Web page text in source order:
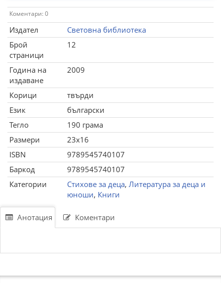
Коментари: 0
Издател
Световна библиотека
Брой
страници
12
Година на
издаване
2009
Корици
твърди
Език
български
Тегло
190 грама
Размери
23x16
ISBN
9789545740107
Баркод
9789545740107
Категории
Стихове за деца, Литература за деца и
юноши, Книги
Анотация Коментари